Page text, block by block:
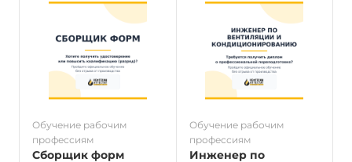
Обучение рабочим
профессиям
Сборщик форм
Обучение рабочим
профессиям
Инженер по